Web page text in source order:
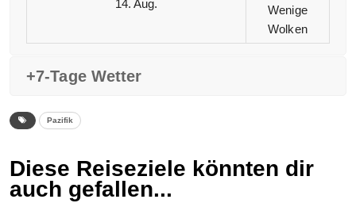
14. Aug.
Wenige
Wolken
+7-Tage Wetter
Pazifik
Diese Reiseziele könnten dir
auch gefallen...